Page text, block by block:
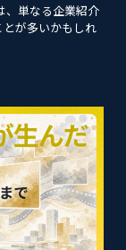
、単なる企業紹介
が多いかもしれ